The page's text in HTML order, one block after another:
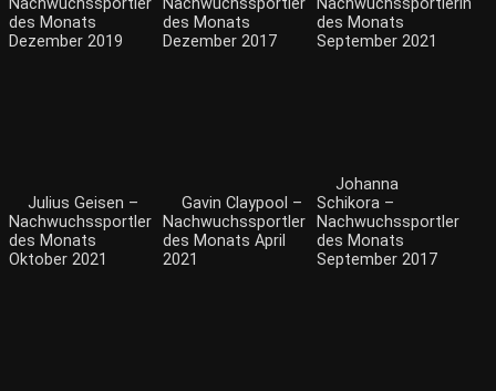
des Monats
Dezember 2019
des Monats
Dezember 2017
des Monats
September 2021
Julius Geisen –
Nachwuchssportler
des Monats
Oktober 2021
Gavin Claypool –
Nachwuchssportler
des Monats April
2021
Johanna
Schikora –
Nachwuchssportler
des Monats
September 2017